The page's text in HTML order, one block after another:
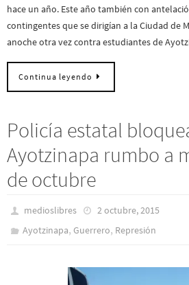
hace un año. Este año también con
contingentes que se dirigían a la Ciudad de
anoche otra vez contra estudiantes de
Continua leyendo
Policía estatal
Ayotzinapa rumbo a
de octubre
medioslibres
2 octubre, 2015
Ayotzinapa,Guerrero, Represión